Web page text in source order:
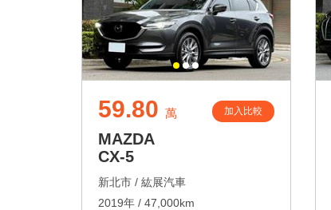
59.80 萬 加入比較
MAZDA
CX-5
新北市 / 紘展汽車
2019年 / 47,000km